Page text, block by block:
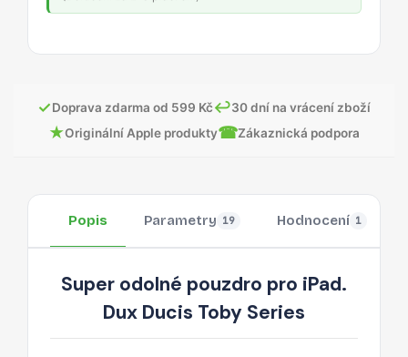
✓Doprava zdarma od 599 Kč↩30 dní na vrácení zboží
★Originální Apple produkty☎Zákaznická podpora
Popis Parametry 19 Hodnocení 1
Super odolné pouzdro pro iPad.
Dux Ducis Toby Series